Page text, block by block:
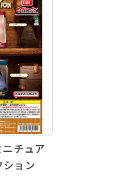
チュア
ション